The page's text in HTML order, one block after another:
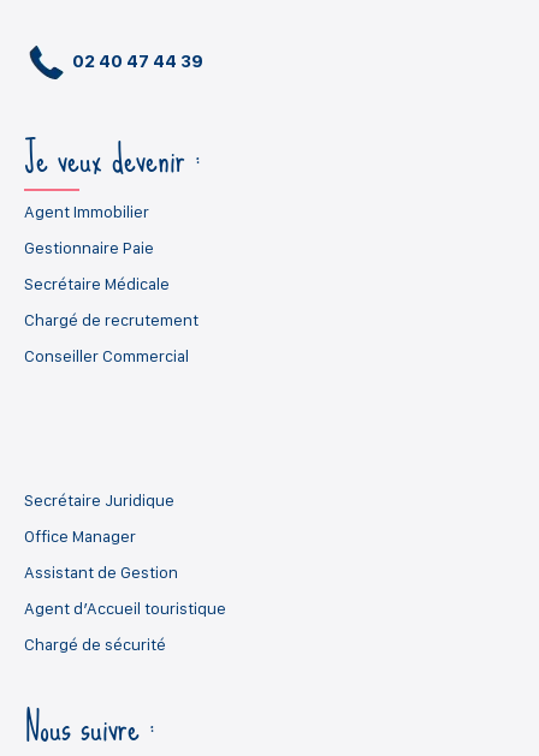
02 40 47 44 39
Je veux devenir :
Agent Immobilier
Gestionnaire Paie
Secrétaire Médicale
Chargé de recrutement
Conseiller Commercial
Secrétaire Juridique
Office Manager
Assistant de Gestion
Agent d’Accueil touristique
Chargé de sécurité
Nous suivre :